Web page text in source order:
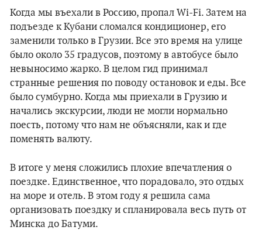
Когда мы въехали в Россию, пропал Wi-Fi. Затем на
подъезде к Кубани сломался кондиционер, его
заменили только в Грузии. Все это время на улице
было около 35 градусов, поэтому в автобусе было
невыносимо жарко. В целом гид принимал
странные решения по поводу остановок и еды. Все
было сумбурно. Когда мы приехали в Грузию и
начались экскурсии, люди не могли нормально
поесть, потому что нам не объясняли, как и где
поменять валюту.
В итоге у меня сложились плохие впечатления о
поездке. Единственное, что порадовало, это отдых
на море и отель. В этом году я решила сама
организовать поездку и спланировала весь путь от
Минска до Батуми.